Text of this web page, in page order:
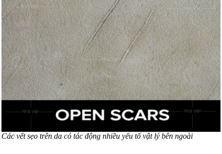
Các vết sẹo trên da có tác động nhiều yếu tố vật lý bên ngoài